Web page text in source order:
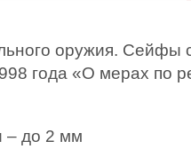
оружия. Сейфы
года «О мерах по
– до 2 мм